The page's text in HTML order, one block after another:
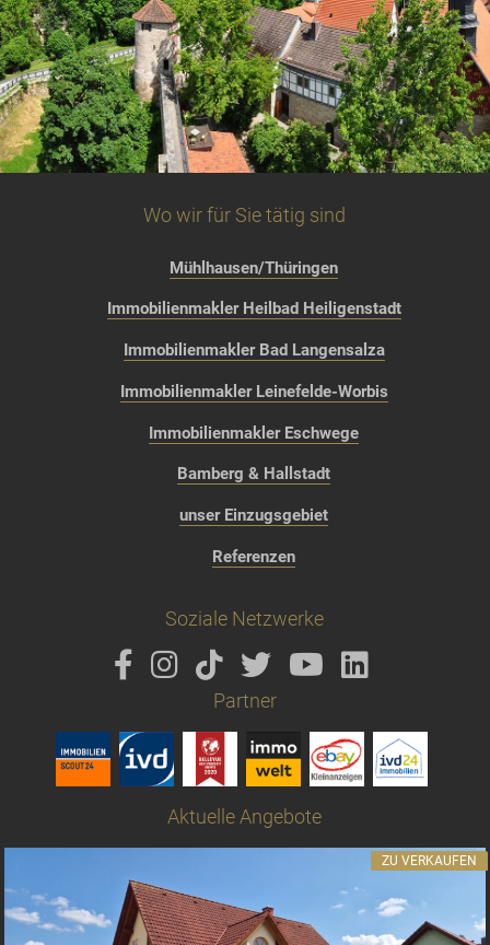
Wo wir für Sie tätig sind
Mühlhausen/Thüringen
Immobilienmakler Heilbad Heiligenstadt
Immobilienmakler Bad Langensalza
Immobilienmakler Leinefelde-Worbis
Immobilienmakler Eschwege
Bamberg & Hallstadt
unser Einzugsgebiet
Referenzen
Soziale Netzwerke
Partner
Aktuelle Angebote
ZU VERKAUFEN